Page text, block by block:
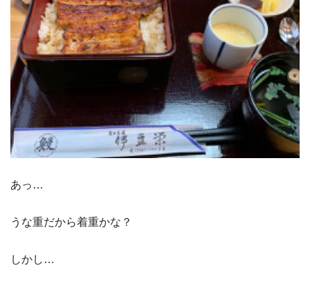
あっ…
うな重だから着重かな？
しかし…